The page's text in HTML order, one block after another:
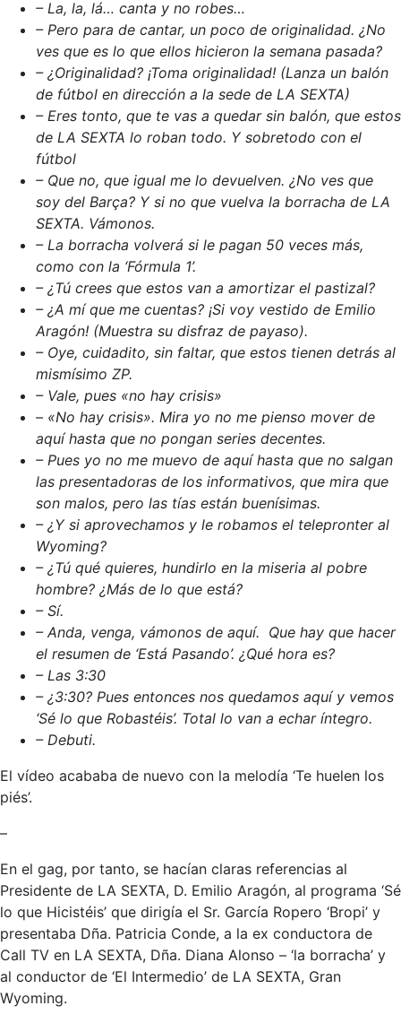
– La, la, lá… canta y no robes…
– Pero para de cantar, un poco de originalidad. ¿No
ves que es lo que ellos hicieron la semana pasada?
– ¿Originalidad? ¡Toma originalidad! (Lanza un balón
de fútbol en dirección a la sede de LA SEXTA)
– Eres tonto, que te vas a quedar sin balón, que estos
de LA SEXTA lo roban todo. Y sobretodo con el
fútbol
– Que no, que igual me lo devuelven. ¿No ves que
soy del Barça? Y si no que vuelva la borracha de LA
SEXTA. Vámonos.
– La borracha volverá si le pagan 50 veces más,
como con la ‘Fórmula 1’.
– ¿Tú crees que estos van a amortizar el pastizal?
– ¿A mí que me cuentas? ¡Si voy vestido de Emilio
Aragón! (Muestra su disfraz de payaso).
– Oye, cuidadito, sin faltar, que estos tienen detrás al
mismísimo ZP.
– Vale, pues «no hay crisis»
– «No hay crisis». Mira yo no me pienso mover de
aquí hasta que no pongan series decentes.
– Pues yo no me muevo de aquí hasta que no salgan
las presentadoras de los informativos, que mira que
son malos, pero las tías están buenísimas.
– ¿Y si aprovechamos y le robamos el telepronter al
Wyoming?
– ¿Tú qué quieres, hundirlo en la miseria al pobre
hombre? ¿Más de lo que está?
– Sí.
– Anda, venga, vámonos de aquí. Que hay que hacer
el resumen de ‘Está Pasando’. ¿Qué hora es?
– Las 3:30
– ¿3:30? Pues entonces nos quedamos aquí y vemos
‘Sé lo que Robastéis’. Total lo van a echar íntegro.
– Debuti.
El vídeo acababa de nuevo con la melodía ‘Te huelen los
piés’.
–
En el gag, por tanto, se hacían claras referencias al
Presidente de LA SEXTA, D. Emilio Aragón, al programa ‘Sé
lo que Hicistéis’ que dirigía el Sr. García Ropero ‘Bropi’ y
presentaba Dña. Patricia Conde, a la ex conductora de
Call TV en LA SEXTA, Dña. Diana Alonso – ‘la borracha’ y
al conductor de ‘El Intermedio’ de LA SEXTA, Gran
Wyoming.